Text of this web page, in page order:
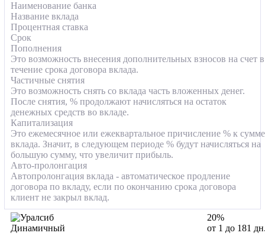
Наименование банка
Название вклада
Процентная ставка
Срок
Пополнения
Это возможность внесения дополнительных взносов на счет в
течение срока договора вклада.
Частичные снятия
Это возможность снять со вклада часть вложенных денег.
После снятия, % продолжают начисляться на остаток
денежных средств во вкладе.
Капитализация
Это ежемесячное или ежеквартальное причисление % к сумме
вклада. Значит, в следующем периоде % будут начисляться на
большую сумму, что увеличит прибыль.
Авто-пролонгация
Автопролонгация вклада - автоматическое продление
договора по вкладу, если по окончанию срока договора
клиент не закрыл вклад.
Динамичный
20%
от 1 до 181